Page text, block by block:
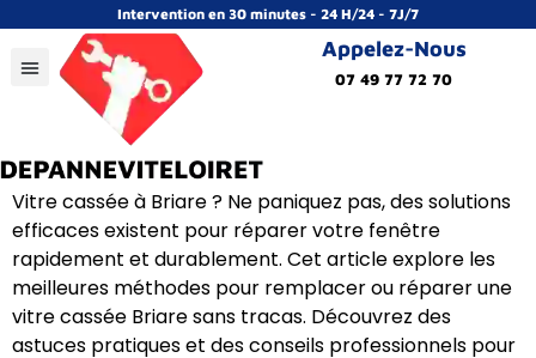
Intervention en 30 minutes - 24 H/24 - 7J/7
Appelez-Nous
07 49 77 72 70
Vitre cassée à Briare ? Ne paniquez pas, des solutions
efficaces existent pour réparer votre fenêtre
rapidement et durablement. Cet article explore les
meilleures méthodes pour remplacer ou réparer une
vitre cassée Briare sans tracas. Découvrez des
astuces pratiques et des conseils professionnels pour